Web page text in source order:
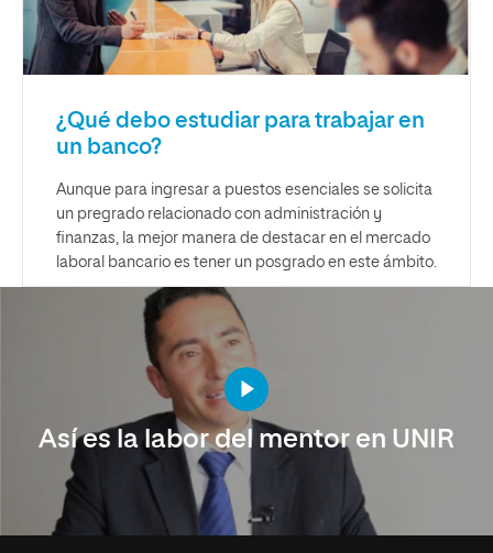
¿Qué debo estudiar para trabajar en
un banco?
Aunque para ingresar a puestos esenciales se solicita
un pregrado relacionado con administración y
finanzas, la mejor manera de destacar en el mercado
laboral bancario es tener un posgrado en este ámbito.
Así es la labor del mentor en UNIR